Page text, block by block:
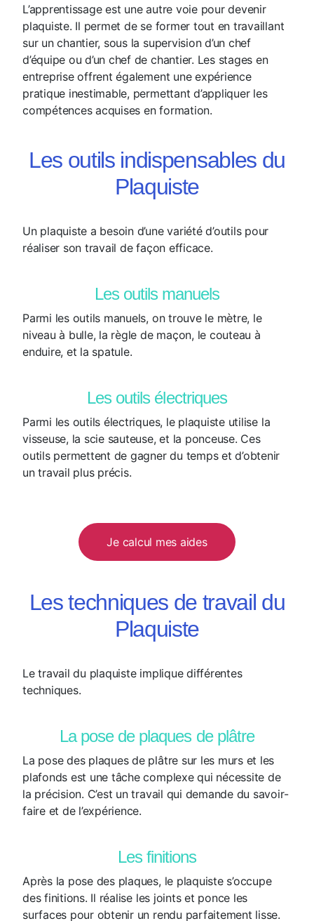
L’apprentissage est une autre voie pour devenir
plaquiste. Il permet de se former tout en travaillant
sur un chantier, sous la supervision d’un chef
d’équipe ou d’un chef de chantier. Les stages en
entreprise offrent également une expérience
pratique inestimable, permettant d’appliquer les
compétences acquises en formation.
Les outils indispensables du
Plaquiste
Un plaquiste a besoin d’une variété d’outils pour
réaliser son travail de façon efficace.
Les outils manuels
Parmi les outils manuels, on trouve le mètre, le
niveau à bulle, la règle de maçon, le couteau à
enduire, et la spatule.
Les outils électriques
Parmi les outils électriques, le plaquiste utilise la
visseuse, la scie sauteuse, et la ponceuse. Ces
outils permettent de gagner du temps et d’obtenir
un travail plus précis.
Je calcul mes aides
Les techniques de travail du
Plaquiste
Le travail du plaquiste implique différentes
techniques.
La pose de plaques de plâtre
La pose des plaques de plâtre sur les murs et les
plafonds est une tâche complexe qui nécessite de
la précision. C’est un travail qui demande du savoir-
faire et de l’expérience.
Les finitions
Après la pose des plaques, le plaquiste s’occupe
des finitions. Il réalise les joints et ponce les
surfaces pour obtenir un rendu parfaitement lisse.